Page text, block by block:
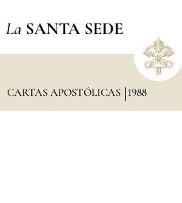
La SANTA SEDE
CARTAS APOSTÓLICAS 1988